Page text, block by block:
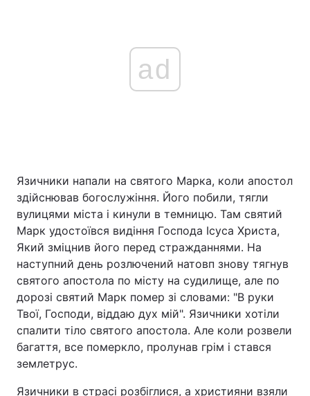
ad
Язичники напали на святого Марка, коли апостол
здійснював богослужіння. Його побили, тягли
вулицями міста і кинули в темницю. Там святий
Марк удостоївся видіння Господа Ісуса Христа,
Який зміцнив його перед стражданнями. На
наступний день розлючений натовп знову тягнув
святого апостола по місту на судилище, але по
дорозі святий Марк помер зі словами: "В руки
Твої, Господи, віддаю дух мій". Язичники хотіли
спалити тіло святого апостола. Але коли розвели
багаття, все померкло, пролунав грім і стався
землетрус.
Язичники в страсі розбіглися, а християни взяли